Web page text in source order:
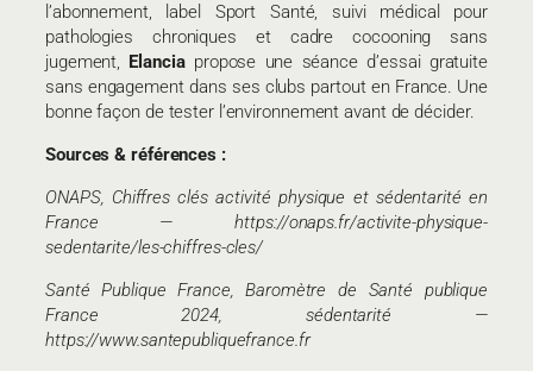
l’abonnement, label Sport Santé, suivi médical pour
pathologies chroniques et cadre cocooning sans
jugement, Elanciapropose une séance d’essai gratuite
sans engagement dans ses clubs partout en France. Une
bonne façon de tester l’environnement avant de décider.
Sources & références :
ONAPS, Chiffres clés activité physique et sédentarité en
France — https://onaps.fr/activite-physique-
sedentarite/les-chiffres-cles/
Santé Publique France, Baromètre de Santé publique
France 2024, sédentarité —
https://www.santepubliquefrance.fr